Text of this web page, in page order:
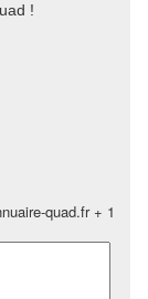
!
quad.fr + 1